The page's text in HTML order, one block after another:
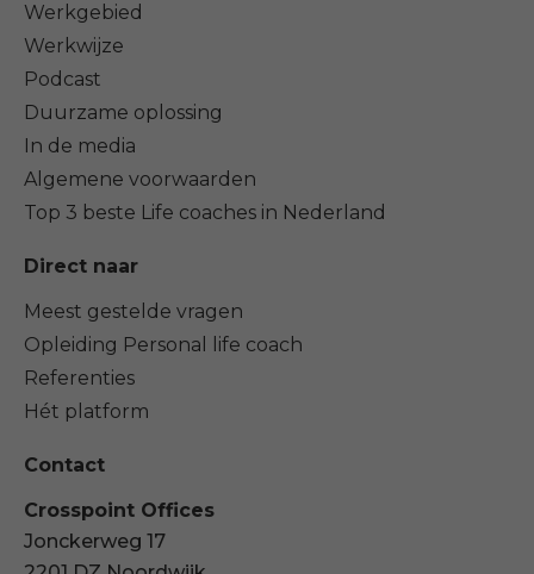
Werkgebied
Werkwijze
Podcast
Duurzame oplossing
In de media
Algemene voorwaarden
Top 3 beste Life coaches in Nederland
Direct naar
Meest gestelde vragen
Opleiding Personal life coach
Referenties
Hét platform
Contact
Crosspoint Offices
Jonckerweg 17